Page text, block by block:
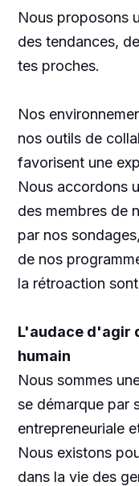
Nous proposons
des tendances,
tes proches.
Nos
nos outils de
favorisent une
Nous accordons
des membres de
par nos
de nos
la rétroaction
L'audace d'agir
humain
Nous sommes
se démarque par
entrepreneuriale
Nous existons
dans la vie des